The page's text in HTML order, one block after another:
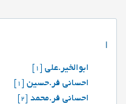
ابوالخیر.علی[1]
احسانی فر.حسین[1]
احسانی فر.محمد[2]